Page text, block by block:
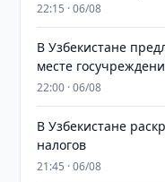
22:15 · 06/08
В Узбекистане
месте
22:00 · 06/08
В Узбекистане
налогов
21:45 · 06/08